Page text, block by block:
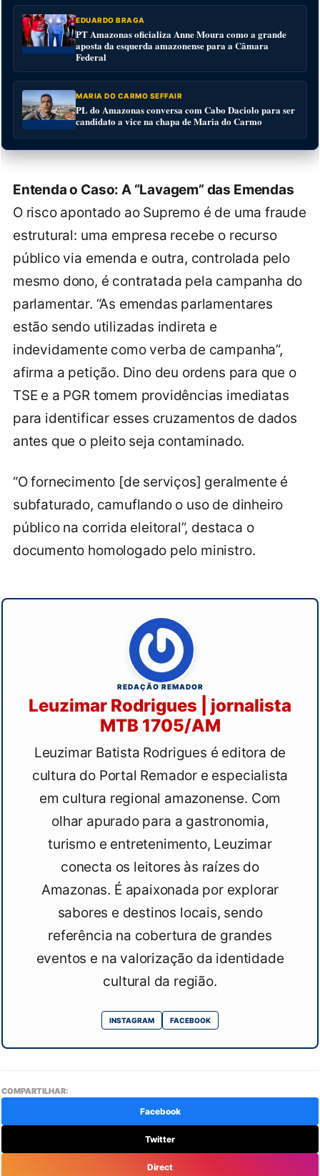
EDUARDO BRAGA
PT Amazonas oficializa Anne Moura como a grande
aposta da esquerda amazonense para a Câmara
Federal
MARIA DO CARMO SEFFAIR
PL do Amazonas conversa com Cabo Daciolo para ser
candidato a vice na chapa de Maria do Carmo
Entenda o Caso: A “Lavagem” das Emendas
O risco apontado ao Supremo é de uma fraude
estrutural: uma empresa recebe o recurso
público via emenda e outra, controlada pelo
mesmo dono, é contratada pela campanha do
parlamentar. “As emendas parlamentares
estão sendo utilizadas indireta e
indevidamente como verba de campanha”,
afirma a petição. Dino deu ordens para que o
TSE e a PGR tomem providências imediatas
para identificar esses cruzamentos de dados
antes que o pleito seja contaminado.
“O fornecimento [de serviços] geralmente é
subfaturado, camuflando o uso de dinheiro
público na corrida eleitoral”, destaca o
documento homologado pelo ministro.
REDAÇÃO REMADOR
Leuzimar Rodrigues | jornalista
MTB 1705/AM
Leuzimar Batista Rodrigues é editora de
cultura do Portal Remador e especialista
em cultura regional amazonense. Com
olhar apurado para a gastronomia,
turismo e entretenimento, Leuzimar
conecta os leitores às raízes do
Amazonas. É apaixonada por explorar
sabores e destinos locais, sendo
referência na cobertura de grandes
eventos e na valorização da identidade
cultural da região.
INSTAGRAM FACEBOOK
COMPARTILHAR:
Facebook
Twitter
Direct